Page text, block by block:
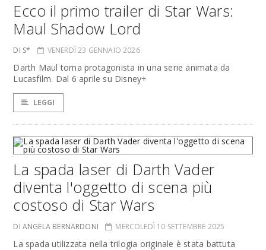
Ecco il primo trailer di Star Wars:
Maul Shadow Lord
DI S* VENERDÌ 23 GENNAIO 2026
Darth Maul torna protagonista in una serie animata da
Lucasfilm. Dal 6 aprile su Disney+
LEGGI
La spada laser di Darth Vader
diventa l'oggetto di scena più
costoso di Star Wars
DI ANGELA BERNARDONI MERCOLEDÌ 10 SETTEMBRE 2025
La spada utilizzata nella trilogia originale è stata battuta